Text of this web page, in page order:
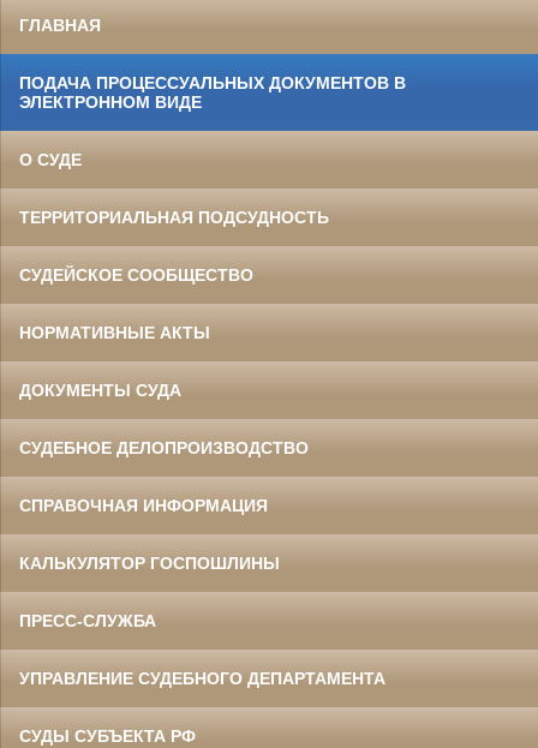
ГЛАВНАЯ
ПОДАЧА ПРОЦЕССУАЛЬНЫХ ДОКУМЕНТОВ В
ЭЛЕКТРОННОМ ВИДЕ
О СУДЕ
ТЕРРИТОРИАЛЬНАЯ ПОДСУДНОСТЬ
СУДЕЙСКОЕ СООБЩЕСТВО
НОРМАТИВНЫЕ АКТЫ
ДОКУМЕНТЫ СУДА
СУДЕБНОЕ ДЕЛОПРОИЗВОДСТВО
СПРАВОЧНАЯ ИНФОРМАЦИЯ
КАЛЬКУЛЯТОР ГОСПОШЛИНЫ
ПРЕСС-СЛУЖБА
УПРАВЛЕНИЕ СУДЕБНОГО ДЕПАРТАМЕНТА
СУДЫ СУБЪЕКТА РФ